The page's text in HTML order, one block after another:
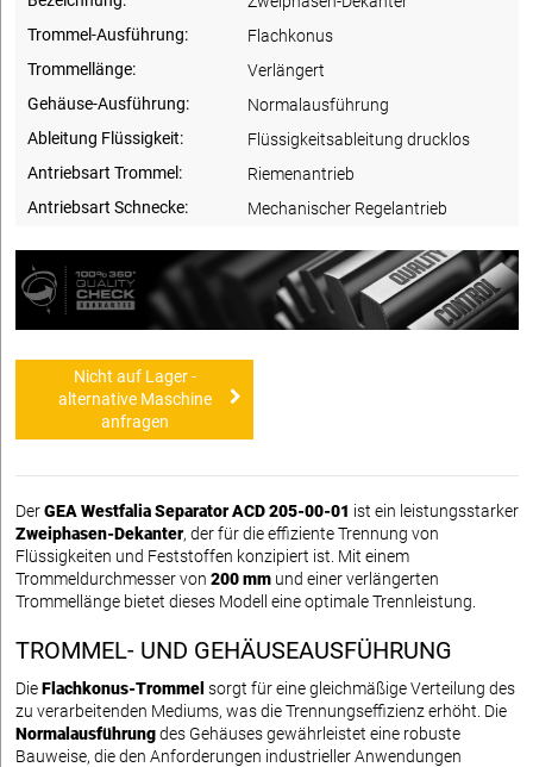
Trommel-Ausführung:
Flachkonus
Trommellänge:
Verlängert
Gehäuse-Ausführung:
Normalausführung
Ableitung Flüssigkeit:
Flüssigkeitsableitung drucklos
Antriebsart Trommel:
Riemenantrieb
Antriebsart Schnecke:
Mechanischer Regelantrieb
Nicht auf Lager -
alternative Maschine
anfragen
DerGEA Westfalia Separator ACD 205-00-01 ist ein leistungsstarker
Zweiphasen-Dekanter, der für die effiziente Trennung von
Flüssigkeiten und Feststoffen konzipiert ist. Mit einem
Trommeldurchmesser von 200 mm und einer verlängerten
Trommellänge bietet dieses Modell eine optimale Trennleistung.
TROMMEL- UND GEHÄUSEAUSFÜHRUNG
DieFlachkonus-Trommel sorgt für eine gleichmäßige Verteilung des
zu verarbeitenden Mediums, was die Trennungseffizienz erhöht. Die
Normalausführungdes Gehäuses gewährleistet eine robuste
Bauweise, die den Anforderungen industrieller Anwendungen